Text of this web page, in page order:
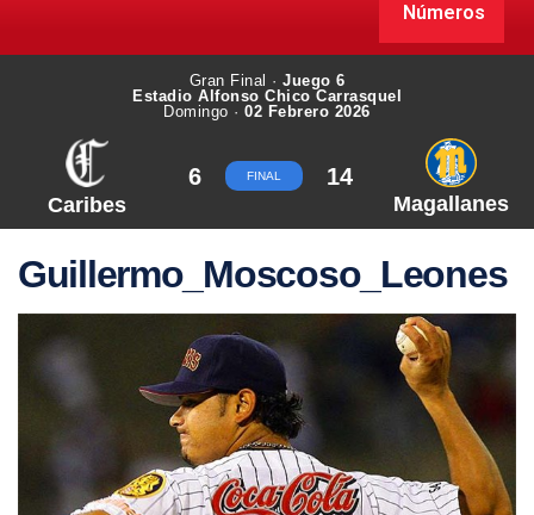
Números
Gran Final · Juego 6
Estadio Alfonso Chico Carrasquel
Domingo ·02 Febrero 2026
Caribes
6 FINAL 14
Magallanes
Guillermo_Moscoso_Leones